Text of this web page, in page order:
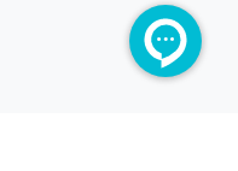
نوع آنتن : MIMO4x4
شبکه‌هایقابل پشتیبانی : 4G , TD-LTE , 4.5G